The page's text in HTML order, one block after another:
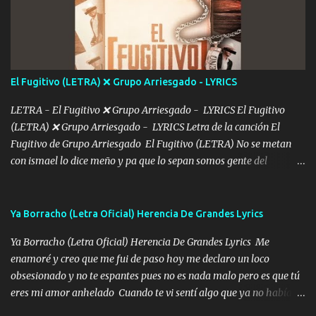
De mi vida... Cómo tú no hay nadie más No hay nadie
más Si te sientes sola no me llames porfa Me pongo sencible e
imagino tu sombra Clase azul es el tequila e interior la ropa Clip
cap la champagne el polvo es color rosa Me contacto un ángel eres
tú mi hermosa La que me alegra los días y sigo tomando Y
pensar... Que tú ya no vas a estar Pasarán... Solito me dejaras
Intentar... ...
El Fugitivo (LETRA) ❌ Grupo Arriesgado - LYRICS
LETRA - El Fugitivo ❌ Grupo Arriesgado - LYRICS El Fugitivo
(LETRA) ❌ Grupo Arriesgado - LYRICS Letra de la canción El
Fugitivo de Grupo Arriesgado El Fugitivo (LETRA) No se metan
con ismael lo dice meño y pa que lo sepan somos gente del
grande traemos la bandera 04 se oye por los radios y bien
ofrece también peleam'os bien atentó el compa huicho la corta al
cinto y radios colgados cuando salimos del rancho carros
blindándos y bien equipados no somos gente de problemas pero
defendemos muy bien nuestra tierra buena sombra nos cobija y el
Ya Borracho (Letra Oficial) Herencia De Grandes Lyrics
Ya Borracho (Letra Oficial) Herencia De Grandes Lyrics Me
enamoré y creo que me fui de paso hoy me declaro un loco
obsesionado y no te espantes pues no es nada malo pero es que tú
eres mi amor anhelado Cuando te vi sentí algo que ya no había